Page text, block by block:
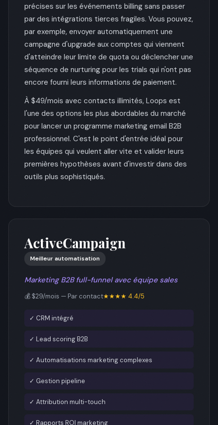
précises sur les événements billing sans passer
par des intégrations tierces fragiles. Vous pouvez,
par exemple, envoyer automatiquement une
campagne d'upgrade aux comptes qui viennent
d'atteindre leur limite de quota ou déclencher une
séquence de nurturing pour les trials qui n'ont pas
encore fourni leurs informations de paiement.
À $49/mois avec contacts illimités, Loops est
l'une des options les plus abordables du marché
pour lancer un programme marketing email B2B
professionnel. C'est le point d'entrée idéal pour
les équipes qui veulent aller vite et valider leurs
premières hypothèses avant d'investir dans des
outils plus sophistiqués.
ActiveCampaign
Meilleur automatisation
Marketing B2B full-funnel avec équipe sales
💰 $29/mois — Par contact★★★★ 4.4/5
✓ CRM intégré
✓ Lead scoring B2B
✓ Automatisations marketing complexes
✓ Gestion pipeline
✓ Attribution multi-touch
✓ Rapports ROI marketing